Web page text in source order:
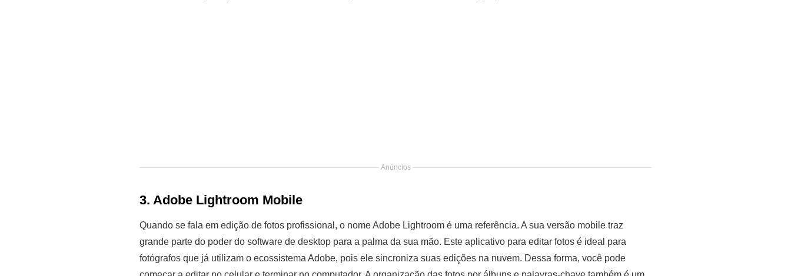
Anúncios
3. Adobe Lightroom Mobile
Quando se fala em edição de fotos profissional, o nome Adobe Lightroom é uma referência. A sua versão mobile traz
grande parte do poder do software de desktop para a palma da sua mão. Este aplicativo para editar fotos é ideal para
fotógrafos que já utilizam o ecossistema Adobe, pois ele sincroniza suas edições na nuvem. Dessa forma, você pode